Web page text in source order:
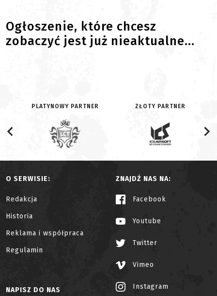
Ogłoszenie, które chcesz
zobaczyć jest już nieaktualne...
PLATYNOWY PARTNER ZŁOTY PARTNER
O SERWISIE:
Redakcja
Historia
Reklama i współpraca
Regulamin
ZNAJDŹ NAS NA:
Facebook
Youtube
Twitter
Vimeo
Instagram
NAPISZ DO NAS